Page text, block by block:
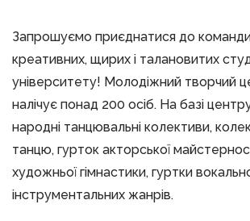
Запрошуємо приєднатися до
креативних, щирих і талановитих
університету! Молодіжний творчий
налічує понад 200 осіб. На базі
народні танцювальні колективи,
танцю, гурток акторської
художньої гімнастики, гуртки
інструментальних жанрів.